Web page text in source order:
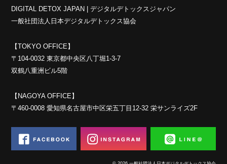
DIGITAL DETOX JAPAN | デジタルデトックスジャパン
一般社団法人日本デジタルデトックス協会
【TOKYO OFFICE】
〒104-0032 東京都中央区八丁堀1-3-7
双鶴八重洲ビル5階
【NAGOYA OFFICE】
〒460-0008 愛知県名古屋市中区栄五丁目12-32 栄サンライズ2F